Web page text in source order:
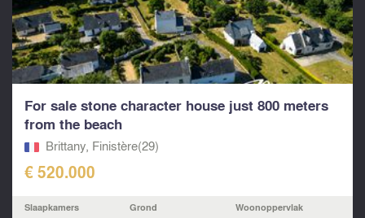
For sale stone character house just 800 meters
from the beach
Brittany, Finistère(29)
€ 520.000
Slaapkamers Grond Woonoppervlak